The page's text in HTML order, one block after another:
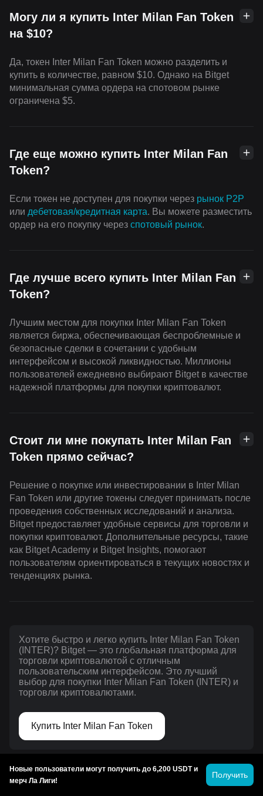
Могу ли я купить Inter Milan Fan Token
на $10?
Да, токен Inter Milan Fan Token можно разделить и
купить в количестве, равном $10. Однако на Bitget
минимальная сумма ордера на спотовом рынке
ограничена $5.
Где еще можно купить Inter Milan Fan
Token?
Если токен не доступен для покупки через рынок P2P
или дебетовая/кредитная карта. Вы можете разместить
ордер на его покупку через cпотовый рынок.
Где лучше всего купить Inter Milan Fan
Token?
Лучшим местом для покупки Inter Milan Fan Token
является биржа, обеспечивающая беспроблемные и
безопасные сделки в сочетании с удобным
интерфейсом и высокой ликвидностью. Миллионы
пользователей ежедневно выбирают Bitget в качестве
надежной платформы для покупки криптовалют.
Стоит ли мне покупать Inter Milan Fan
Token прямо сейчас?
Решение о покупке или инвестировании в Inter Milan
Fan Token или другие токены следует принимать после
проведения собственных исследований и анализа.
Bitget предоставляет удобные сервисы для торговли и
покупки криптовалют. Дополнительные ресурсы, такие
как Bitget Academy и Bitget Insights, помогают
пользователям ориентироваться в текущих новостях и
тенденциях рынка.
Хотите быстро и легко купить Inter Milan Fan Token
(INTER)? Bitget — это глобальная платформа для
торговли криптовалютой с отличным
пользовательским интерфейсом. Это лучший
выбор для покупки Inter Milan Fan Token (INTER) и
торговли криптовалютами.
Купить Inter Milan Fan Token
Инвестиции в криптовалюту, включая покупку Inter
Milan Fan Token на Bitget, подвержены риску. Bitget
Новые пользователи могут получить до 6,200 USDT и
мерч Ла Лиги!
Получить